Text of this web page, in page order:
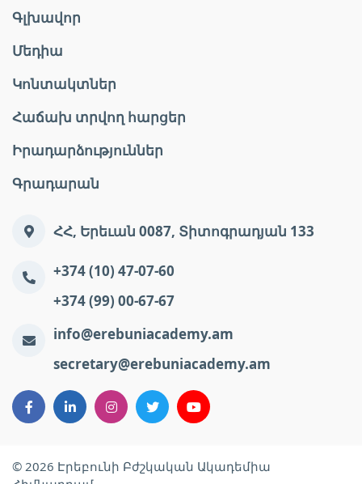
Գլխավոր
Մեդիա
Կոնտակտներ
Հաճախ տրվող հարցեր
Իրադարձություններ
Գրադարան
ՀՀ, Երեւան 0087, Տիտոգրադյան 133
+374 (10) 47-07-60
+374 (99) 00-67-67
info@erebuniacademy.am
secretary@erebuniacademy.am
© 2026 Էրեբունի Բժշկական Ակադեմիա